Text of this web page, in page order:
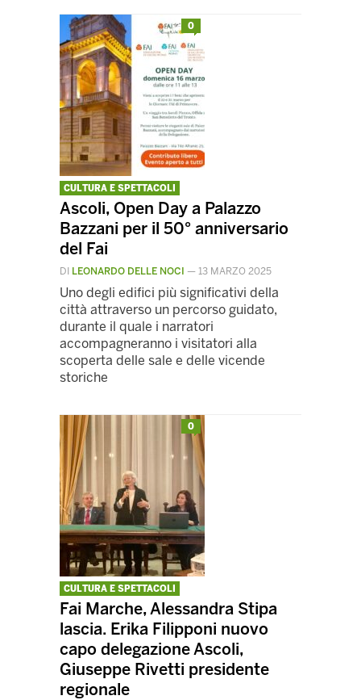
0
CULTURA E SPETTACOLI
Ascoli, Open Day a Palazzo
Bazzani per il 50° anniversario
del Fai
DI LEONARDO DELLE NOCI — 13 MARZO 2025
Uno degli edifici più significativi della
città attraverso un percorso guidato,
durante il quale i narratori
accompagneranno i visitatori alla
scoperta delle sale e delle vicende
storiche
0
CULTURA E SPETTACOLI
Fai Marche, Alessandra Stipa
lascia. Erika Filipponi nuovo
capo delegazione Ascoli,
Giuseppe Rivetti presidente
regionale